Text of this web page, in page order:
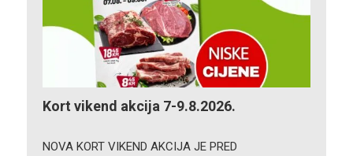
Kort vikend akcija 7-9.8.2026.
NOVA KORT VIKEND AKCIJA JE PRED